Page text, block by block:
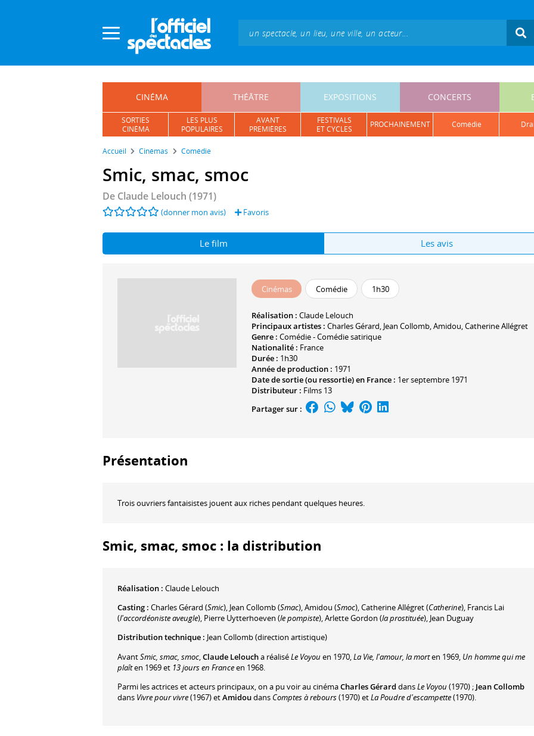
CINÉMA THÉÂTRE EXPOSITIONS CONCERTS
SORTIES
CINÉMA
LES PLUS
POPULAIRES
AVANT
PREMIÈRES
FESTIVALS
ET CYCLES
PROCHAINEMENT comédie
Accueil Cinémas Comédie
Smic, smac, smoc
De Claude Lelouch (1971)
(donner mon avis) Favoris
Le film Les avis
Cinémas Comédie 1h30
Réalisation : Claude Lelouch
Principaux artistes : Charles Gérard, Jean Collomb,Amidou,Catherine Allégret
Genre : Comédie - Comédie satirique
Nationalité : France
Durée : 1h30
Année de production : 1971
Date de sortie (ou ressortie) en France : 1er septembre 1971
Distributeur : Films 13
Partager sur :
Présentation
Trois ouvriers fantaisistes jouent aux riches pendant quelques heures.
Smic, smac, smoc : la distribution
Réalisation : Claude Lelouch
Casting : Charles Gérard (Smic), Jean Collomb(Smac),Amidou (Smoc),Catherine Allégret(Catherine), Francis Lai
(l'accordéoniste aveugle), Pierre Uytterhoeven (le pompiste),Arlette Gordon (la prostituée), Jean Duguay
Distribution technique : Jean Collomb(direction artistique)
AvantSmic, smac, smoc,Claude Leloucha réaliséLe Voyou en 1970,La Vie, l'amour, la morten 1969, Un homme qui me
plaîten 1969 et 13 jours en Franceen 1968.
Parmi les actrices et acteurs principaux, on a pu voir au cinémaCharles Gérard dansLe Voyou (1970) ; Jean Collomb
dans Vivre pour vivre(1967) etAmidoudans Comptes à rebours(1970) etLa Poudre d'escampette(1970).